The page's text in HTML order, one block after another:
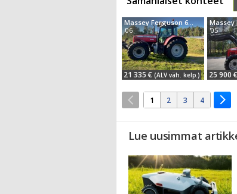
Massey Ferguson 6480
'06
21 335 € (ALV väh. kelp.)
'05
25 900 €
1 2 3 4
Lue uusimmat